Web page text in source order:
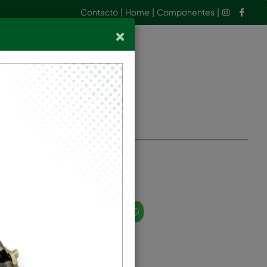
Contacto | Home | Componentes |
EMPRESA
×